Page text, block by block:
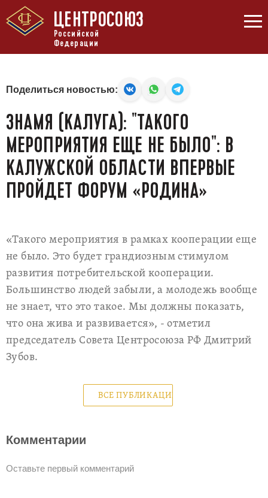
ЦЕНТРОСОЮЗ
Российской
Федерации
Поделиться новостью:
ЗНАМЯ (КАЛУГА): "ТАКОГО
МЕРОПРИЯТИЯ ЕЩЕ НЕ БЫЛО": В
КАЛУЖСКОЙ ОБЛАСТИ ВПЕРВЫЕ
ПРОЙДЕТ ФОРУМ «РОДИНА»
«Такого мероприятия в рамках кооперации еще
не было. Это будет грандиозным стимулом
развития потребительской кооперации.
Большинство людей забыли, а молодежь вообще
не знает, что это такое. Мы должны показать,
что она жива и развивается», - отметил
председатель Совета Центросоюза РФ Дмитрий
Зубов.
ВСЕ ПУБЛИКАЦИИ
Комментарии
Оставьте первый комментарий